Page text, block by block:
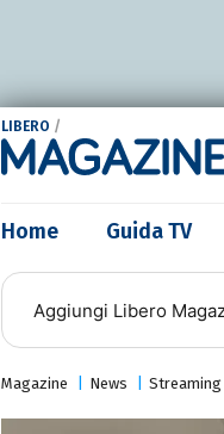
LIBERO /
Home Guida TV
Aggiungi Libero
Magazine News Streaming